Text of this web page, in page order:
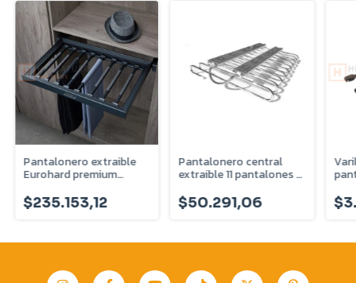
Pantalonero extraible
Eurohard premium
EHVSPEFL800
$235.153,12
Pantalonero central
extraible 11 pantalones -
3018PC
$50.291,06